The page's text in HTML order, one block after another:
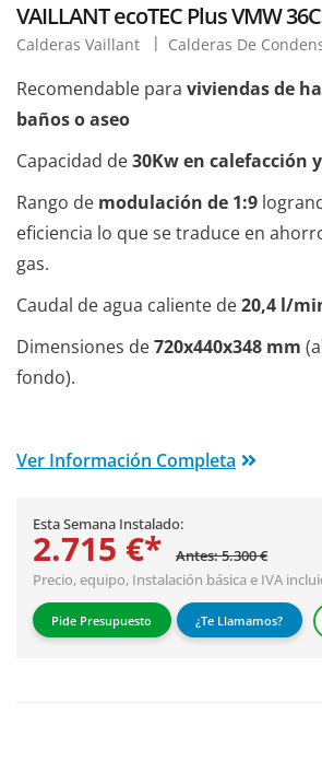
VAILLANT ecoTEC Plus VMW
Calderas Vaillant Calderas De
Recomendable para viviendas de
baños o aseo
Capacidad de30Kw en calefacción
Rango de modulación de 1:9
eficiencia lo que se traduce en
gas.
Caudal de agua caliente de20,4 l/
Dimensiones de720x440x348 mm
fondo).
Ver Información Completa
Esta Semana Instalado:
2.715 €*
Antes: 5.300 €
Precio, equipo, Instalación básicae IVA
Pide Presupuesto ¿Te Llamamos?